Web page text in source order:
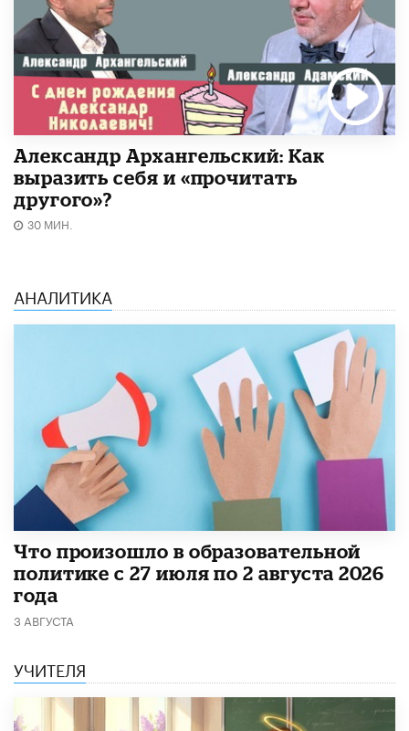
Александр Архангельский: Как
выразить себя и «прочитать
другого»?
30 МИН.
АНАЛИТИКА
​Что произошло в образовательной
политике с 27 июля по 2 августа 2026
года
3 АВГУСТА
УЧИТЕЛЯ